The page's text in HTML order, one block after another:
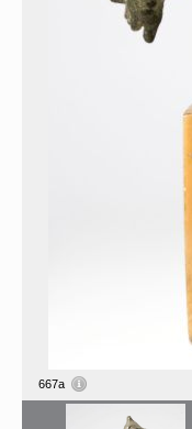
667a